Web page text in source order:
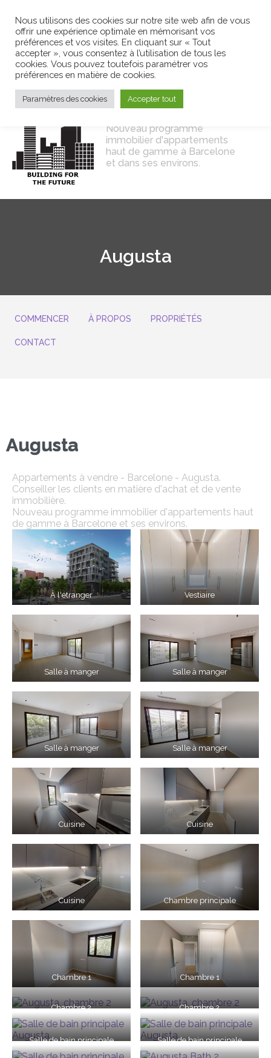
Nouveau programme
immobilier d'appartements
haut de gamme à Barcelone
et dans ses environs.
Augusta
COMMENCER À PROPOS PROPRIÉTÉS
CONTACT
Augusta
Appartements à vendre - Barcelone - Augusta.
Conseiller les clients en matière d'achat et de vente
immobilière.
Nouveau programme immobilier d'appartements haut
de gamme à Barcelone et ses environs.
À l'étranger Vestiaire
Salle à manger Salle à manger
Salle à manger Salle à manger
Cuisine Cuisine
Cuisine Chambre principale
Chambre 1 Chambre 1
Chambre 2 Chambre 2
Salle de bain principale Salle de bain principale
Nous utilisons des cookies sur notre site web afin de vous
offrir une expérience optimale en mémorisant vos
préférences et vos visites. En cliquant sur « Tout
accepter », vous consentez à l’utilisation de tous les
cookies. Vous pouvez toutefois paramétrer vos
préférences en matière de cookies.
Paramètres des cookies Accepter tout